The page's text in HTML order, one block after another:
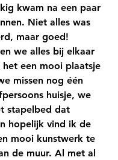
kwam na een paar
Niet alles was
maar goed!
we alles bij elkaar
een mooi plaatsje
missen nog één
huisje, we
stapelbed dat
hopelijk vind ik de
mooi kunstwerk te
de muur. Al met al